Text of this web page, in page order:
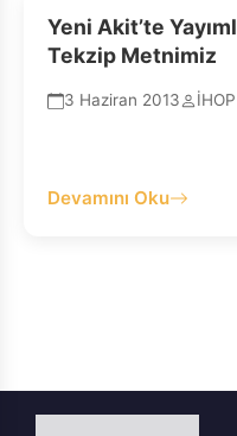
Yeni Akit’te
Tekzip Metnimiz
3 Haziran 2013
Devamını Oku